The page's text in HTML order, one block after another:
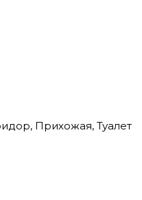
Прихожая, Туалет